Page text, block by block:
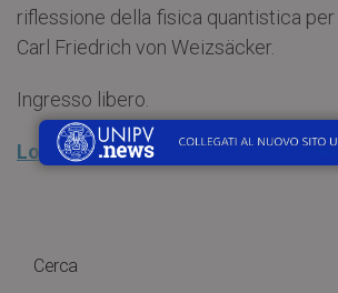
riflessione della fisica quantistica
Carl Friedrich von Weizsäcker.
Ingresso libero.
Locandina “Nuovi Fascismi e
Cerca